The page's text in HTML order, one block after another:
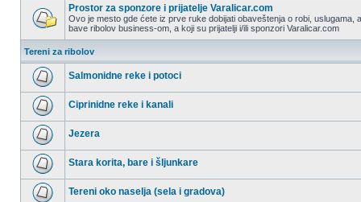
nepročitanih
postova
Nema
nepročitanih
postova
Prostor za sponzore i prijatelje Varalicar.com
Ovo je mesto gde ćete iz prve ruke dobijati obaveštenja o robi, uslugama,
bave ribolov business-om, a koji su prijatelji i/ili sponzori Varalicar.com
Tereni za ribolov
Nema
nepročitanih
postova
Salmonidne reke i potoci
Nema
nepročitanih
postova
Ciprinidne reke i kanali
Nema
nepročitanih
postova
Jezera
Nema
nepročitanih
postova
Stara korita, bare i šljunkare
Tereni oko naselja (sela i gradova)